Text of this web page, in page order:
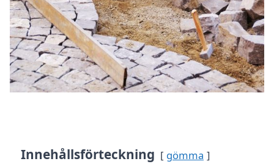
Innehållsförteckning gömma